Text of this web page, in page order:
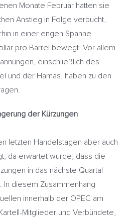
Monate Februar hatten sie
Anstieg in Folge verbucht,
in einer engen Spanne
pro Barrel bewegt. Vor allem
einschließlich des
und der Hamas, haben zu den
der Kürzungen
letzten Handelstagen aber auch
da erwartet wurde, dass die
in das nächste Quartal
In diesem Zusammenhang
innerhalb der OPEC am
Mitglieder und Verbündete,